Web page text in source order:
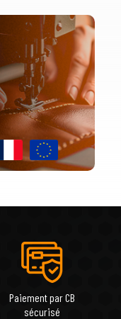
Paiement par CB
sécurisé